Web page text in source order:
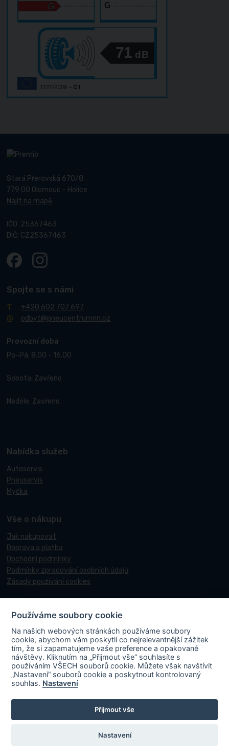
G
71 dB
Stará Přerovská 670/8
779 00 Olomouc - Holice
Najít na mapě
IČO: 25367463
DIČ: CZ25367463
Spojte se s námi
+420 602 707 697
odbyt@pneucentrumnn.cz
Provozní doba
Po–Pá: 8.00 - 16.00
Sobota: Zavřeno
Neděle: Zavřeno
Nabídka služeb
Autoservis
Pneuservis
Myčka
Vše o nákupu
Jak nakupovat
Doprava a platba
Obchodní podmínky
Podmínky zpracování osobních údajů
Zásady používání cookies
© 2017-2026 Pneucentrum N&N.
Webové stránky realizovalMatosoft.
PNEUCENTRUM N & N s. r. o.
ve spolupráci s Ministerstvem průmyslu a
„FVE-PNEUCENTRUM NN-OLOMOUC“, rgč.
CZ.31.3.0/0.0/0.0/22_001/0006195. Projekt je spolufinancován
Evropskou unií. V rámci projektu byla na střechu místa podnikání
obnovitelných zdrojů energie a energetickou soběstačnost.
Používáme soubory cookie
Na našich webových stránkách používáme soubory
cookie, abychom vám poskytli co nejrelevantnější zážitek
tím, že si zapamatujeme vaše preference a opakované
návštěvy. Kliknutím na „Přijmout vše“ souhlasíte s
používáním VŠECH souborů cookie. Můžete však navštívit
„Nastavení“ souborů cookie a poskytnout kontrolovaný
souhlas. Nastavení
Přijmout vše
Nastavení